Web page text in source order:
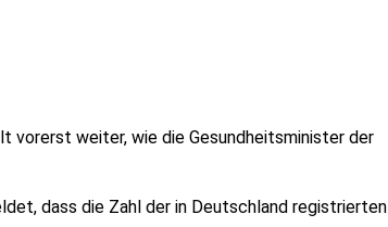
vorerst weiter, wie die Gesundheitsminister der
dass die Zahl der in Deutschland registrierten